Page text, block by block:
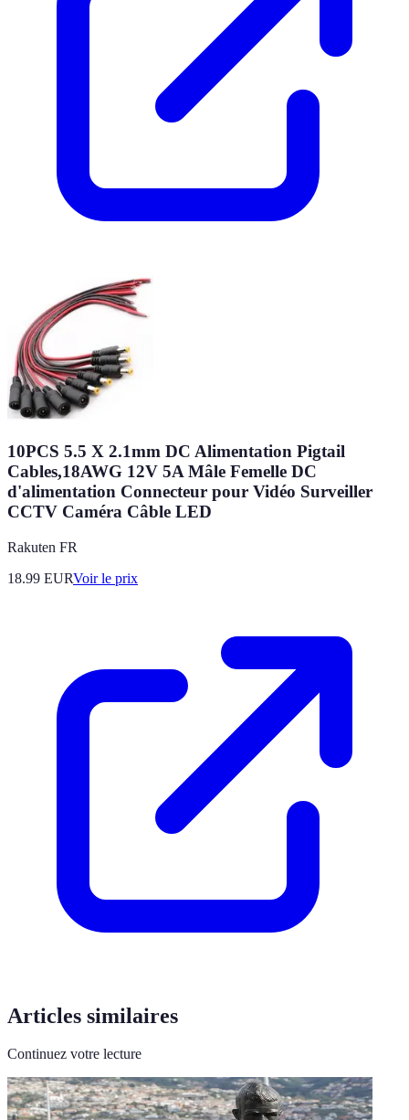
10PCS 5.5 X 2.1mm DC Alimentation Pigtail
Cables,18AWG 12V 5A Mâle Femelle DC
d'alimentation Connecteur pour Vidéo Surveiller
CCTV Caméra Câble LED
Rakuten FR
18.99 EURVoir le prix
Articles similaires
Continuez votre lecture